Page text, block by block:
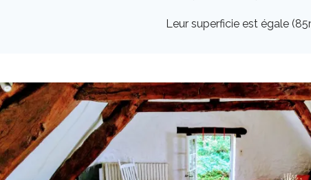
Leur superficie est égale